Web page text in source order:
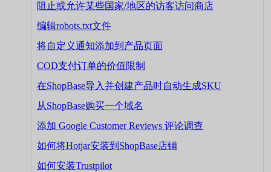
阻止或允许某些国家/地区的访客访问商店
编辑robots.txt文件
将自定义通知添加到产品页面
COD支付订单的价值限制
在ShopBase导入并创建产品时自动生成SKU
从ShopBase购买一个域名
添加 Google Customer Reviews 评论调查
如何将Hotjar安装到ShopBase店铺
如何安装Trustpilot